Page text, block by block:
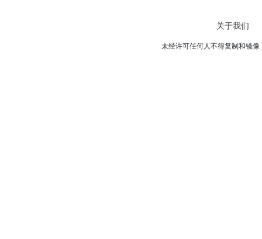
关于我们
未经许可任何人不得复制和镜